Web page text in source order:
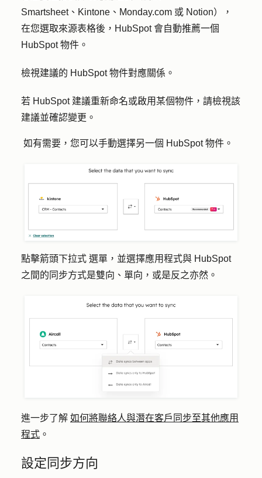
Smartsheet、Kintone、Monday.com 或 Notion），
在您選取來源表格後，HubSpot 會自動推薦一個
HubSpot 物件。
檢視建議的 HubSpot 物件對應關係。
若 HubSpot 建議重新命名或啟用某個物件，請檢視該
建議並確認變更。
如有需要，您可以手動選擇另一個 HubSpot 物件。
點擊箭頭下拉式 選單，並選擇應用程式與 HubSpot
之間的同步方式是雙向、單向，或是反之亦然。
進一步了解 如何將聯絡人與潛在客戶同步至其他應用
程式 。
設定同步方向